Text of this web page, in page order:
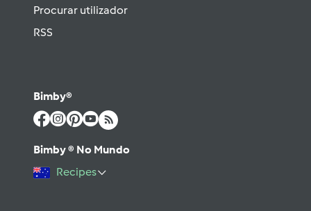
Procurar utilizador
RSS
Bimby®
Bimby ® No Mundo
Recipes